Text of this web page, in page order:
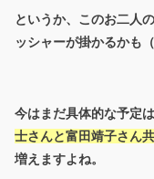
というか、このお二人
ッシャーが掛かるかも（
今はまだ具体的な予定
士さんと富田靖子さん
増えますよね。